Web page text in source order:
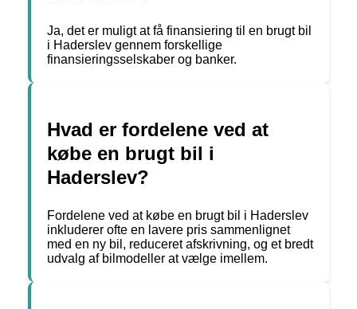
Ja, det er muligt at få finansiering til en brugt bil
i Haderslev gennem forskellige
finansieringsselskaber og banker.
Hvad er fordelene ved at
købe en brugt bil i
Haderslev?
Fordelene ved at købe en brugt bil i Haderslev
inkluderer ofte en lavere pris sammenlignet
med en ny bil, reduceret afskrivning, og et bredt
udvalg af bilmodeller at vælge imellem.